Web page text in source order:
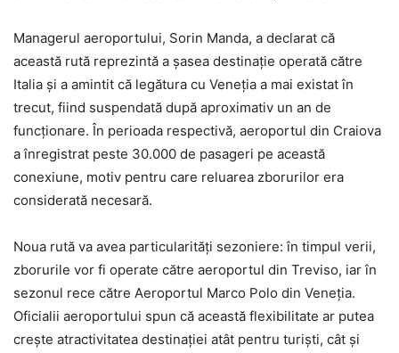
Managerul aeroportului, Sorin Manda, a declarat că
această rută reprezintă a șasea destinație operată către
Italia și a amintit că legătura cu Veneția a mai existat în
trecut, fiind suspendată după aproximativ un an de
funcționare. În perioada respectivă, aeroportul din Craiova
a înregistrat peste 30.000 de pasageri pe această
conexiune, motiv pentru care reluarea zborurilor era
considerată necesară.
Noua rută va avea particularități sezoniere: în timpul verii,
zborurile vor fi operate către aeroportul din Treviso, iar în
sezonul rece către Aeroportul Marco Polo din Veneția.
Oficialii aeroportului spun că această flexibilitate ar putea
crește atractivitatea destinației atât pentru turiști, cât și